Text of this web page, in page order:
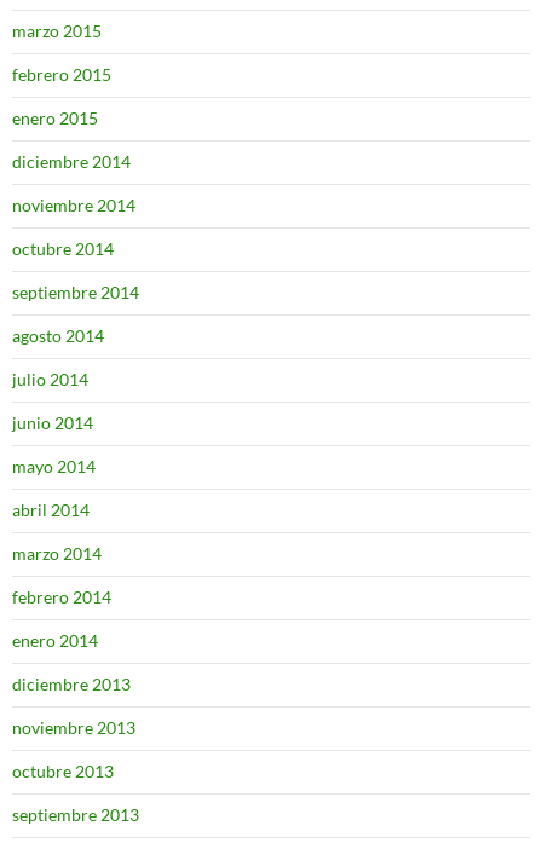
marzo 2015
febrero 2015
enero 2015
diciembre 2014
noviembre 2014
octubre 2014
septiembre 2014
agosto 2014
julio 2014
junio 2014
mayo 2014
abril 2014
marzo 2014
febrero 2014
enero 2014
diciembre 2013
noviembre 2013
octubre 2013
septiembre 2013